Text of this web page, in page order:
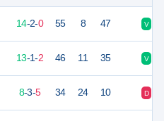
14-2-0 55 8 47 V
13-1-2 46 11 35 V
8-3-5 34 24 10 D